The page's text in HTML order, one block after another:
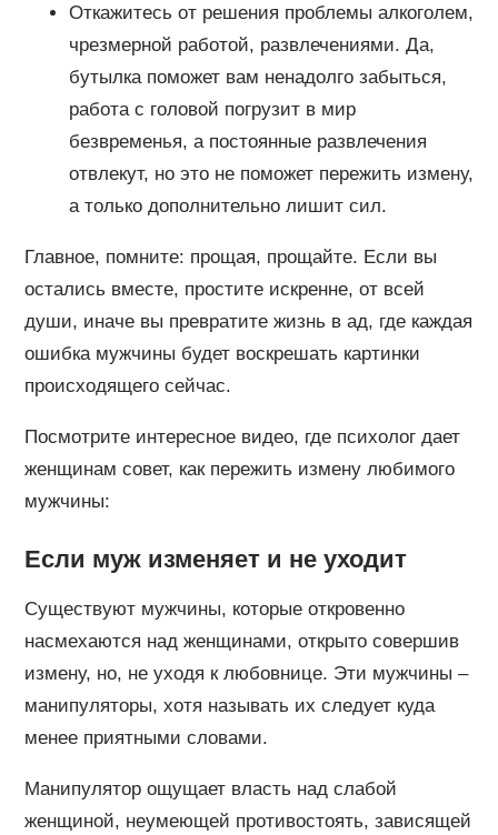
Откажитесь от решения проблемы алкоголем,
чрезмерной работой, развлечениями. Да,
бутылка поможет вам ненадолго забыться,
работа с головой погрузит в мир
безвременья, а постоянные развлечения
отвлекут, но это не поможет пережить измену,
а только дополнительно лишит сил.
Главное, помните: прощая, прощайте. Если вы
остались вместе, простите искренне, от всей
души, иначе вы превратите жизнь в ад, где каждая
ошибка мужчины будет воскрешать картинки
происходящего сейчас.
Посмотрите интересное видео, где психолог дает
женщинам совет, как пережить измену любимого
мужчины:
Если муж изменяет и не уходит
Существуют мужчины, которые откровенно
насмехаются над женщинами, открыто совершив
измену, но, не уходя к любовнице. Эти мужчины –
манипуляторы, хотя называть их следует куда
менее приятными словами.
Манипулятор ощущает власть над слабой
женщиной, неумеющей противостоять, зависящей